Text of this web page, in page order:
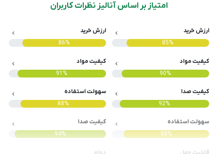
امتیاز بر اساس آنالیز نظرات کاربران
ارزش خرید
85%
کیفیت مواد
90%
کیفیت صدا
92%
سهولت استفاده
88%
قابلیت حمل
ارزش خرید
86%
کیفیت مواد
91%
سهولت استفاده
88%
کیفیت صدا
94%
دوام